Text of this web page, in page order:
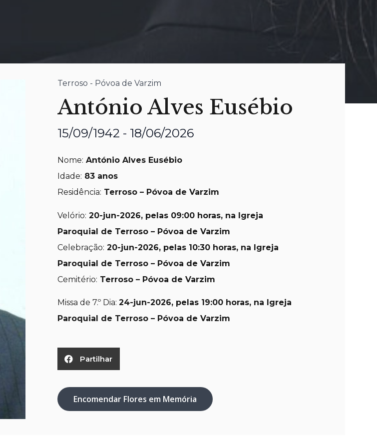
Terroso - Póvoa de Varzim
António Alves Eusébio
15/09/1942 - 18/06/2026
Nome: António Alves Eusébio
Idade: 83 anos
Residência: Terroso – Póvoa de Varzim
Velório: 20-jun-2026, pelas 09:00 horas, na Igreja
Paroquial de Terroso – Póvoa de Varzim
Celebração: 20-jun-2026, pelas 10:30 horas, na Igreja
Paroquial de Terroso – Póvoa de Varzim
Cemitério: Terroso – Póvoa de Varzim
Missa de 7.º Dia: 24-jun-2026, pelas 19:00 horas, na Igreja
Paroquial de Terroso – Póvoa de Varzim
Partilhar
Encomendar Flores em Memória